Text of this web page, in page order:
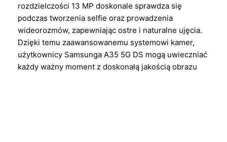
rozdzielczości 13 MP doskonale sprawdza się
podczas tworzenia selfie oraz prowadzenia
wideorozmów, zapewniając ostre i naturalne ujęcia.
Dzięki temu zaawansowanemu systemowi kamer,
użytkownicy Samsunga A35 5G DS mogą uwieczniać
każdy ważny moment z doskonałą jakością obrazu